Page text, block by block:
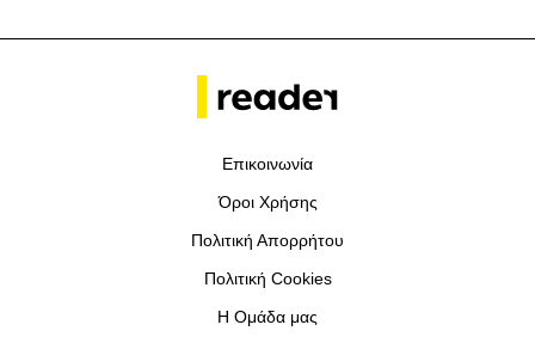
Επικοινωνία
Όροι Χρήσης
Πολιτική Απορρήτου
Πολιτική Cookies
Η Ομάδα μας